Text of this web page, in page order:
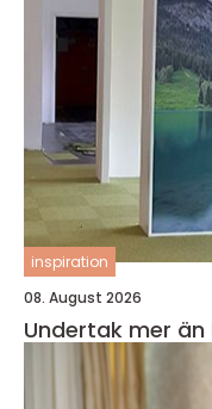
inspiration
08. August 2026
Undertak